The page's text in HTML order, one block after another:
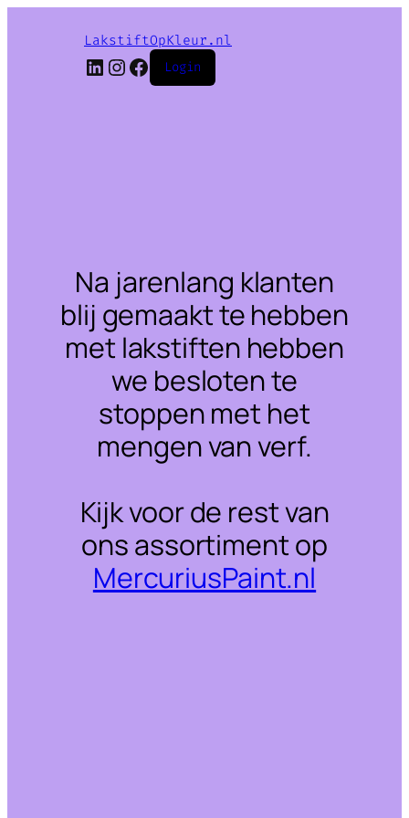
LakstiftOpKleur.nl
LinkedIn
Instagram
Facebook
Login
Na jarenlang klanten
blij gemaakt te hebben
met lakstiften hebben
we besloten te
stoppen met het
mengen van verf.
Kijk voor de rest van
ons assortiment op
MercuriusPaint.nl